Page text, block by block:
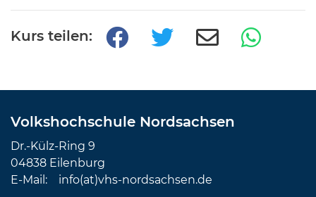
Kurs teilen:
Volkshochschule Nordsachsen
Dr.-Külz-Ring 9
04838 Eilenburg
E-Mail: info(at)vhs-nordsachsen.de